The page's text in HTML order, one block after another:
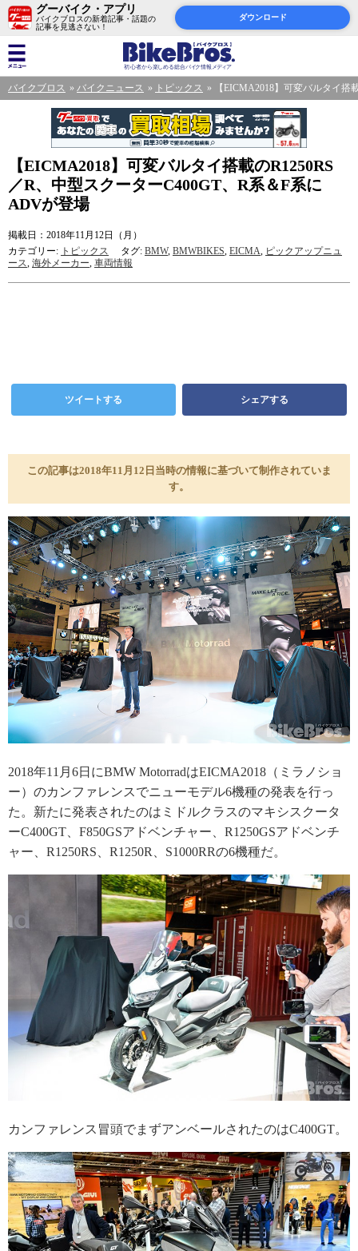
グーバイク・アプリ
バイクブロスの新着記事・話題の
記事を見逃さない！
ダウンロード
バイクブロス バイクニュース トピックス 【EICMA2018】可変バルタイ
【EICMA2018】可変バルタイ搭載のR1250RS
／R、中型スクーターC400GT、R系＆F系に
ADVが登場
掲載日：2018年11月12日（月）
カテゴリー: トピックス タグ: BMW, BMWBIKES, EICMA, ピックアップニュ
ース, 海外メーカー, 車両情報
ツイートする シェアする
この記事は2018年11月12日当時の情報に基づいて制作されていま
す。
2018年11月6日にBMW MotorradはEICMA2018（ミラノショ
ー）のカンファレンスでニューモデル6機種の発表を行っ
た。新たに発表されたのはミドルクラスのマキシスクータ
ーC400GT、F850GSアドベンチャー、R1250GSアドベンチ
ャー、R1250RS、R1250R、S1000RRの6機種だ。
カンファレンス冒頭でまずアンベールされたのはC400GT。